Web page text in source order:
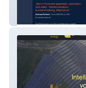
Narravero